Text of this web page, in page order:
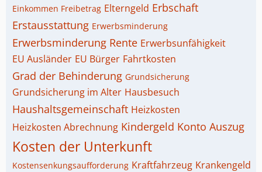
Einkommen Freibetrag Elterngeld Erbschaft
Erstausstattung Erwerbsminderung
Erwerbsminderung Rente Erwerbsunfähigkeit
EU Ausländer EU Bürger Fahrtkosten
Grad der Behinderung Grundsicherung
Grundsicherung im Alter Hausbesuch
Haushaltsgemeinschaft Heizkosten
Heizkosten Abrechnung Kindergeld Konto Auszug
Kosten der Unterkunft
Kostensenkungsaufforderung Kraftfahrzeug Krankengeld